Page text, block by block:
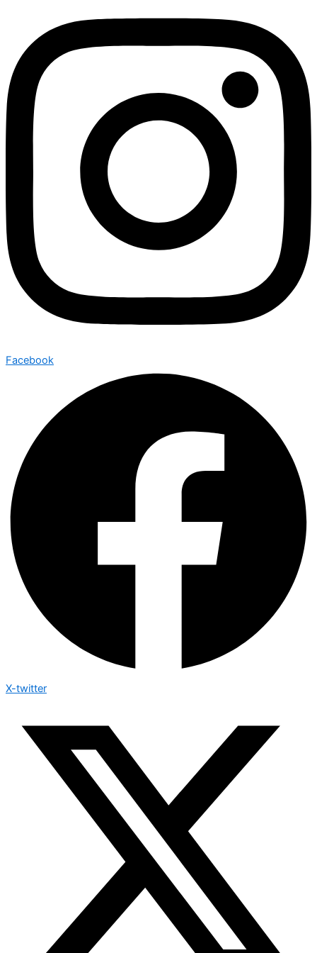
Facebook
X-twitter